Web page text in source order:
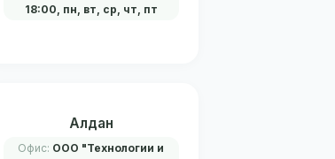
18:00, пн, вт, ср, чт, пт
Алдан
Офис: ООО "Технологии и